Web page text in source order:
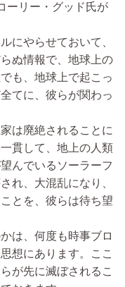
ーリー・グッド氏が
にやらせておいて、
ぬ情報で、地球上の
も、地球上で起こっ
てに、彼らが関わっ
は廃絶されることに
貫して、地上の人類
んでいるソーラーフ
れ、大混乱になり、
とを、彼らは待ち望
は、何度も時事ブロ
想にあります。ここ
が先に滅ぼされるこ